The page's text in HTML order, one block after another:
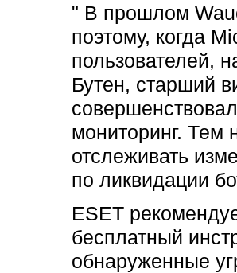
" В прошлом
поэтому, когда
пользователей,
Бутен, старший
мониторинг. Тем
отслеживать
по ликвидации
ESET
бесплатный
обнаруженные